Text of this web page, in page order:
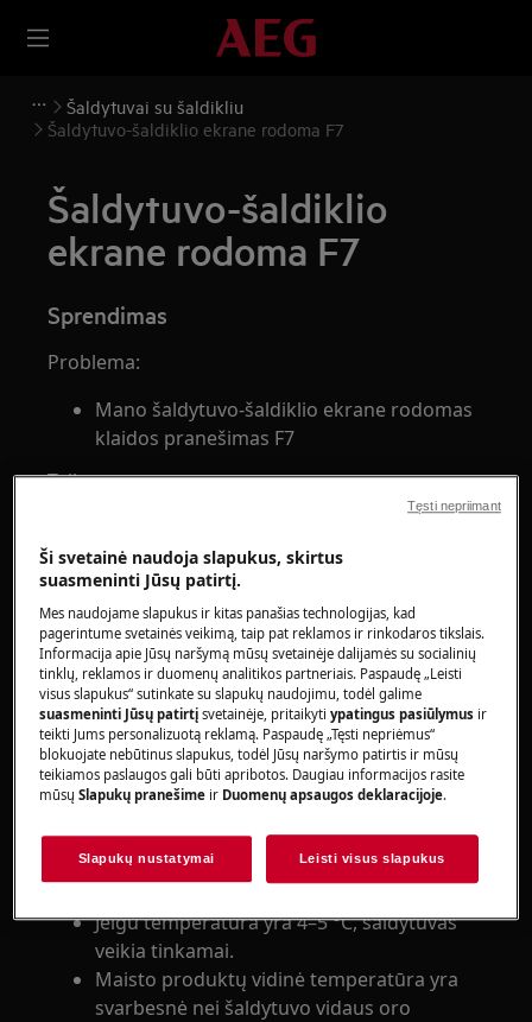
Šaldytuvai su šaldikliu
Šaldytuvo-šaldiklio ekrane rodoma F7
Šaldytuvo-šaldiklio
ekrane rodoma F7
Sprendimas
Problema:
Mano šaldytuvo-šaldiklio ekrane rodomas
klaidos pranešimas F7
Taikoma:
Šaldytuvui-šaldikliui
1. Patikrinkite, ar gaminiui tiekiamas
maitinimas
2. Stenkitės ilgam nepalikti atidarytų durelių
3. Patikrinkite, ar visiškai uždarytos durelės
Termometru išmatuokite temperatūrą į
Jeigu temperatūra yra 4–5 °C, šaldytuvas
veikia tinkamai.
Maisto produktų vidinė temperatūra yra
svarbesnė nei šaldytuvo vidaus oro
Ši svetainė naudoja slapukus, skirtus
suasmeninti Jūsų patirtį.
Mes naudojame slapukus ir kitas panašias technologijas, kad
pagerintume svetainės veikimą, taip pat reklamos ir rinkodaros tikslais.
Informacija apie Jūsų naršymą mūsų svetainėje dalijamės su socialinių
tinklų, reklamos ir duomenų analitikos partneriais. Paspaudę „Leisti
visus slapukus“ sutinkate su slapukų naudojimu, todėl galime
suasmeninti Jūsų patirtįsvetainėje, pritaikytiypatingus pasiūlymus ir
teikti Jums personalizuotą reklamą. Paspaudę „Tęsti nepriėmus“
blokuojate nebūtinus slapukus, todėl Jūsų naršymo patirtis ir mūsų
teikiamos paslaugos gali būti apribotos. Daugiau informacijos rasite
mūsųSlapukų pranešime ir Duomenų apsaugos deklaracijoje.
Slapukų nustatymai Leisti visus slapukus
Tęsti nepriimant